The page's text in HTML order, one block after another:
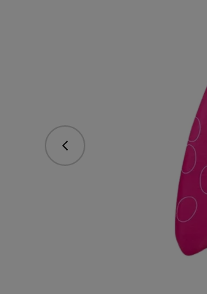
Predchádzajúce